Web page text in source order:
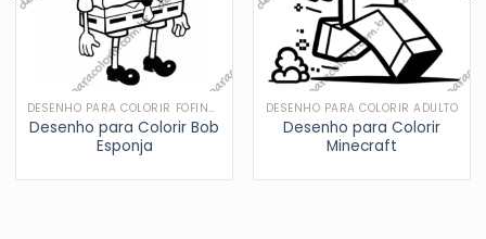
DESENHO PARA COLORIR FOFINHOS
Desenho para Colorir Bob
Esponja
DESENHO PARA COLORIR ADULTO
Desenho para Colorir
Minecraft